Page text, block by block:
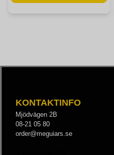
KONTAKTINFO
Mjödvägen 2B
08-21 05 80
order@meguiars.se